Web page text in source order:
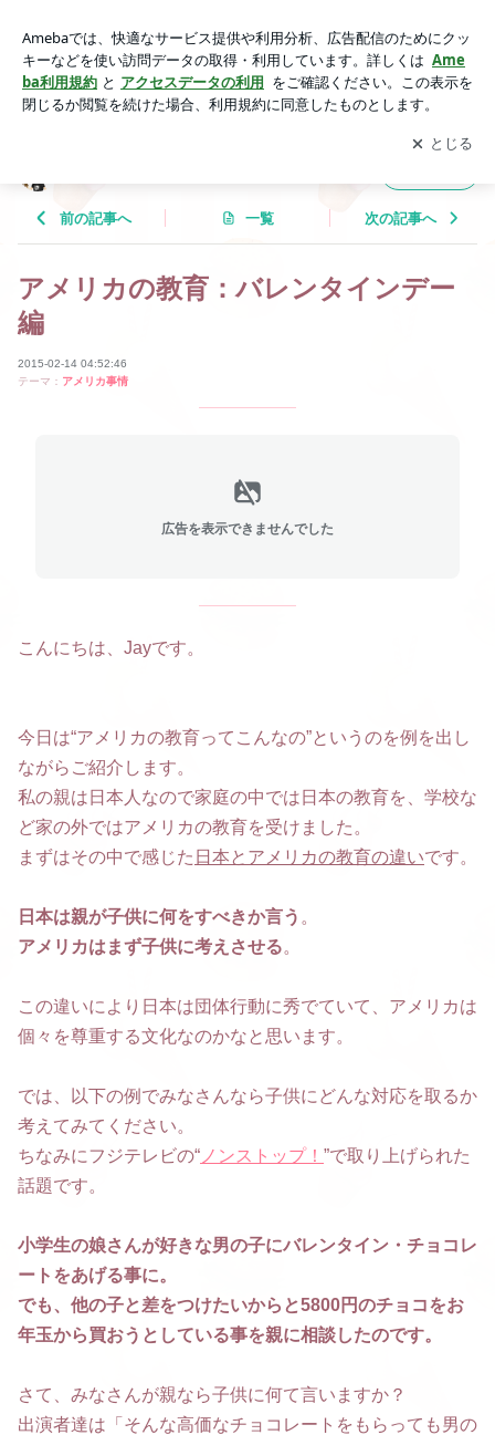
アプリをダウンロードして ブログの更新通知
を受け取りまし
ょう。
開く
前の記事へ 一覧 次の記事へ
アメリカの教育：バレンタインデー
編
2015-02-14 04:52:46
テーマ： アメリカ事情
広告を表示できませんでした
こんにちは、Jayです。
今日は“アメリカの教育ってこんなの”というのを例を出し
ながらご紹介します。
私の親は日本人なので家庭の中では日本の教育を、学校な
ど家の外ではアメリカの教育を受けました。
まずはその中で感じた 日本とアメリカの教育の違いです。
日本は親が子供に何をすべきか言う 。
アメリカはまず子供に考えさせる。
この違いにより日本は団体行動に秀でていて、アメリカは
個々を尊重する文化なのかなと思います。
では、以下の例でみなさんなら子供にどんな対応を取るか
考えてみてください。
ちなみにフジテレビの“ ノンストップ！ ”で取り上げられた
話題です。
小学生の娘さんが好きな男の子にバレンタイン・チョコレ
ートをあげる事に。
でも、他の子と差をつけたいからと5800円のチョコをお
年玉から買おうとしている事を親に相談したのです。
さて、みなさんが親なら子供に何て言いますか？
出演者達は「そんな高価なチョコレートをもらっても男の